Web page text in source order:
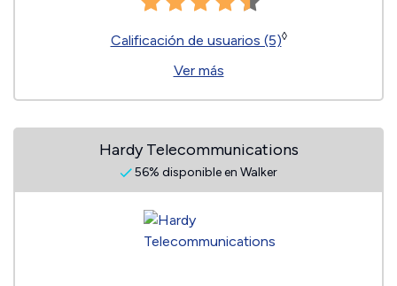
Calificación de usuarios (5)◊
Ver más
Hardy Telecommunications
56% disponible en Walker